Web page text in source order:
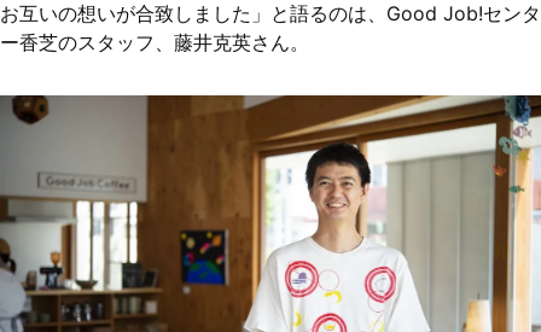
お互いの想いが合致しました」と語るのは、Good Job!センタ
ー香芝のスタッフ、藤井克英さん。